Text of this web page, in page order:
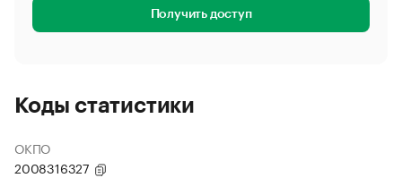
Получить доступ
Коды статистики
ОКПО
2008316327